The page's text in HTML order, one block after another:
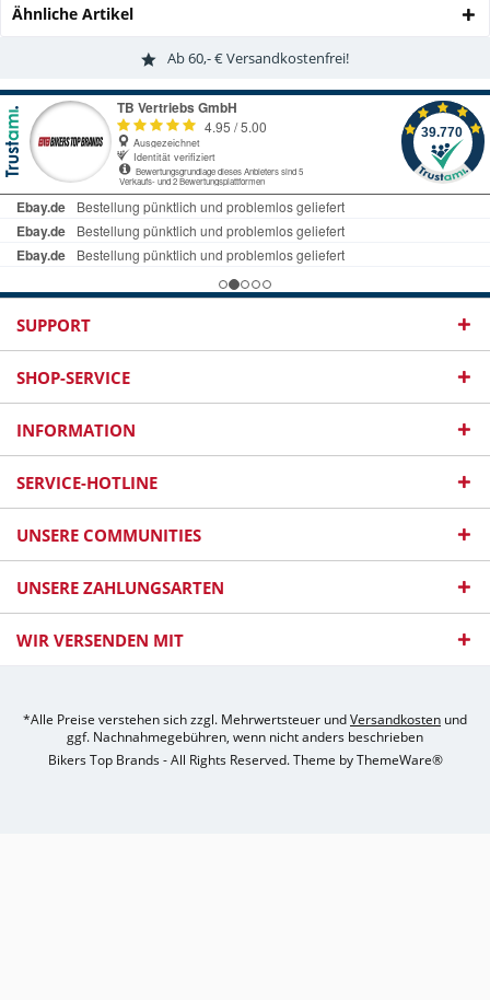
Ähnliche Artikel
Ab 60,- € Versandkostenfrei!
SUPPORT
SHOP-SERVICE
INFORMATION
SERVICE-HOTLINE
UNSERE COMMUNITIES
UNSERE ZAHLUNGSARTEN
WIR VERSENDEN MIT
*Alle Preise verstehen sich zzgl. Mehrwertsteuer undVersandkosten und
ggf. Nachnahmegebühren, wenn nicht anders beschrieben
Bikers Top Brands - All Rights Reserved. Theme byThemeWare®